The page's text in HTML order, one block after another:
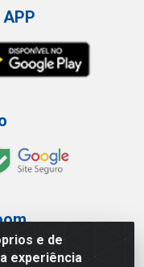
e de
experiência